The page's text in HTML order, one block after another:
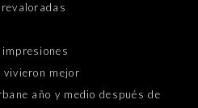
mejor
año y medio después de